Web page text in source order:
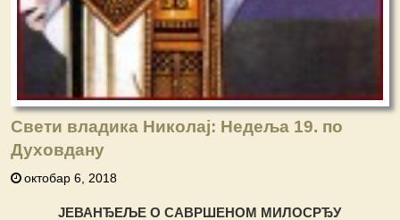
Свети владика Николај: Недеља 19. по
Духовдану
октобар 6, 2018
ЈЕВАНЂЕЉЕ О САВРШЕНОМ МИЛОСРЂУ